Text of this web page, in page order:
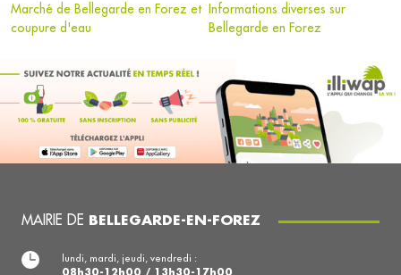
Marché de Bellegarde en Forez et
coupure d'eau
Informations diverses sur
Bellegarde en Forez
MAIRIE DE BELLEGARDE-EN-FOREZ
lundi, mardi, jeudi, vendredi :
08h30-12h00 / 13h30-17h00